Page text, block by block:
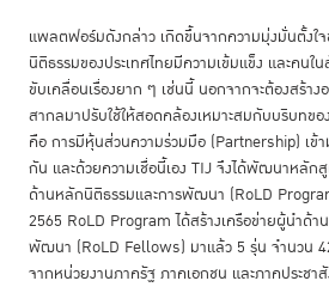
แพลตฟอร์มดังกล่าว เกิดขึ้นจากความมุ่งมั่นตั้งใ
นิติธรรมของประเทศไทยมีความเข้มแข็ง และคน
ขับเคลื่อนเรื่องยาก ๆ เช่นนี้ นอกจากจะต้องสร้าง
สากลมาปรับใช้ให้สอดคล้องเหมาะสมกับบริบทข
คือ การมีหุ้นส่วนความร่วมมือ (Partnership) เข้
กัน และด้วยความเชื่อนี้เอง TIJ จึงได้พัฒนาหลัก
ด้านหลักนิติธรรมและการพัฒนา (RoLD
2565 RoLD Program ได้สร้างเครือข่ายผู้นำด้า
พัฒนา (RoLD Fellows) มาแล้ว 5 รุ่น จำนวน
จากหน่วยงานภาครัฐ ภาคเอกชน และภาคประชา